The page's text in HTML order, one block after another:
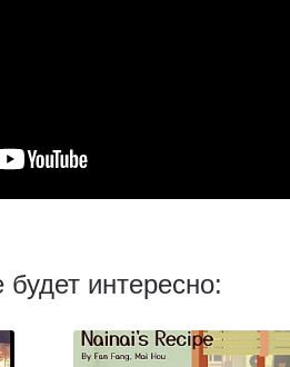
интересно: